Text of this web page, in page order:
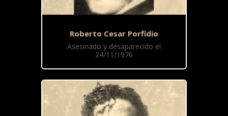
Roberto Cesar Porfidio
Asesinado y desaparecido el
24/11/1976